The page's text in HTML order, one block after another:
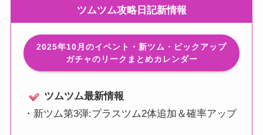
ツムツム攻略日記新情報
2025年10月のイベント・新ツム・ピックアップ
ガチャのリークまとめカレンダー
ツムツム最新情報
・ 新ツム第3弾:プラスツム2体追加＆確率アップ